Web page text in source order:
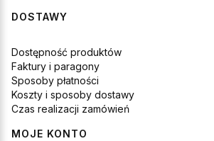
Linki w stopce
DOSTAWY
Dostępność produktów
Faktury i paragony
Sposoby płatności
Koszty i sposoby dostawy
Czas realizacji zamówień
MOJE KONTO